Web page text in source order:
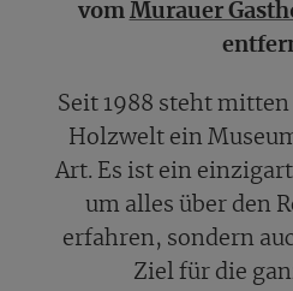
vom Murauer
Seit 1988 steht
Holzwelt ein
Art. Es ist ein
um alles über den
erfahren, sondern
Ziel für die